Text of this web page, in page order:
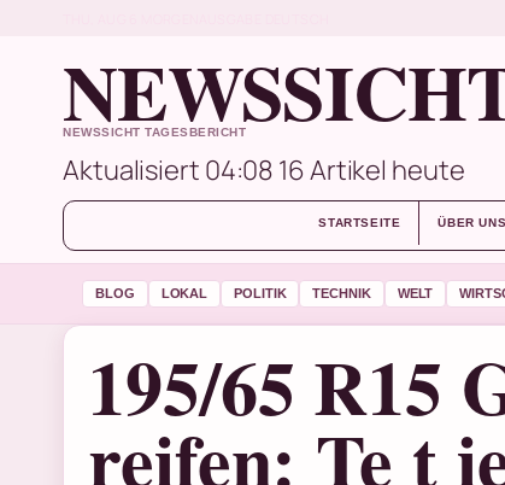
NEWSSICHT TAGESBERICHT
Aktualisiert 04:08 16 Artikel heute
STARTSEITE ÜBER UNS
BLOG LOKAL POLITIK TECHNIK WELT
195/65 R15
reifen: Te t